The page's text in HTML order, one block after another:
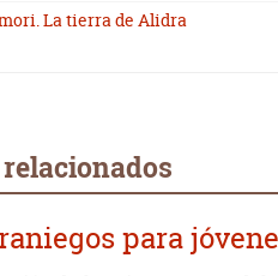
La tierra de Alidra
para